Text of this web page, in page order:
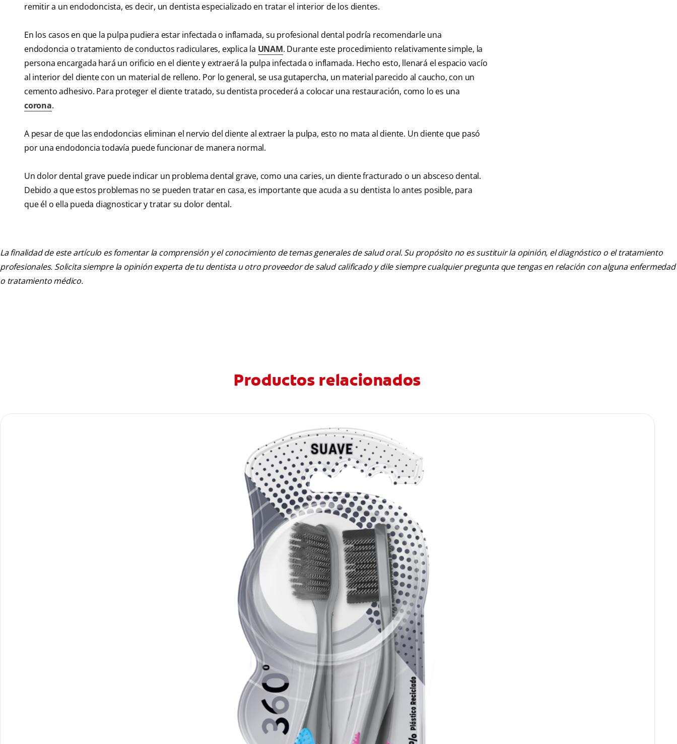
remitir a un endodoncista, es decir, un dentista especializado en tratar el interior de los dientes.
En los casos en que la pulpa pudiera estar infectada o inflamada, su profesional dental podría recomendarle una
endodoncia o tratamiento de conductos radiculares, explica la UNAM. Durante este procedimiento relativamente simple, la
persona encargada hará un orificio en el diente y extraerá la pulpa infectada o inflamada. Hecho esto, llenará el espacio vacío
al interior del diente con un material de relleno. Por lo general, se usa gutapercha, un material parecido al caucho, con un
cemento adhesivo. Para proteger el diente tratado, su dentista procederá a colocar una restauración, como lo es una
corona.
A pesar de que las endodoncias eliminan el nervio del diente al extraer la pulpa, esto no mata al diente. Un diente que pasó
por una endodoncia todavía puede funcionar de manera normal.
Un dolor dental grave puede indicar un problema dental grave, como una caries, un diente fracturado o un absceso dental.
Debido a que estos problemas no se pueden tratar en casa, es importante que acuda a su dentista lo antes posible, para
que él o ella pueda diagnosticar y tratar su dolor dental.
La finalidad de este artículo es fomentar la comprensión y el conocimiento de temas generales de salud oral. Su propósito no es sustituir la opinión, el diagnóstico o el tratamiento
profesionales. Solicita siempre la opinión experta de tu dentista u otro proveedor de salud calificado y dile siempre cualquier pregunta que tengas en relación con alguna enfermedad
o tratamiento médico.
Productos relacionados